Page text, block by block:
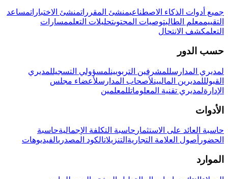
جميع أدوات الذكاء الاصطناعيمنشئ المقرراتمنشئ الاختباراتمساعد
التقييممعلم الطالبتوصيات المحتوىتحليلات التعلممسارات
التعلمكشف الانتحال
حسب الدور
لمديري المدارسللمشرفين التربويينلمسؤولي التسجيللمديري
القبولللمديرين الماليينلأصحاب المدارسلأعضاء مجلس
الإدارةلمديري تقنية المعلوماتللمعلمين
الأدوات
حاسبة العائد على الاستثمار حاسبة التكلفة الإجماليةحاسبة
الحضور أصول العلامة التجارية التنزيلاتالكود المصدريالفيديوهات
الموارد